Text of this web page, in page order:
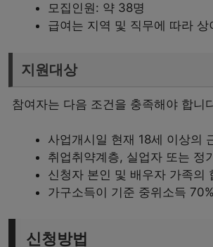
모집인원: 약 38명
급여는 지역 및 직무에 따라 상
지원대상
참여자는 다음 조건을 충족해야 합니
사업개시일 현재 18세 이상의
취업취약계층, 실업자 또는 정
신청자 본인 및 배우자 가족의
가구소득이 기준 중위소득
신청방법